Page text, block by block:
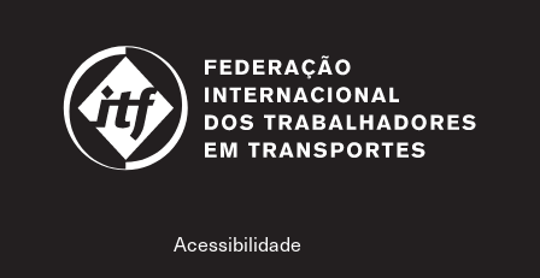
Footer
Acessibilidade